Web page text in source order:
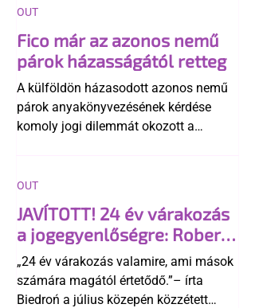
Fico már az azonos nemű
párok házasságától retteg
A külföldön házasodott azonos nemű
párok anyakönyvezésének kérdése
komoly jogi dilemmát okozott a
egyértelműen tiltja a házasságuk
elismerését. Közben az ellenzéken belül
is vita robbant ki arról, hogy vissza
kellene-e vonni a kormány konzervatív
alkotmánymódosítását
OUT
JAVÍTOTT! 24 év várakozás
a jogegyenlőségre: Robert
Biedroń megindító üzenete
a lengyel bejegyzett
élettársi kapcsolatokért
„24 év várakozás valamire, ami mások
számára magától értetődő.”– írta
Biedroń a július közepén közzétett
OUT